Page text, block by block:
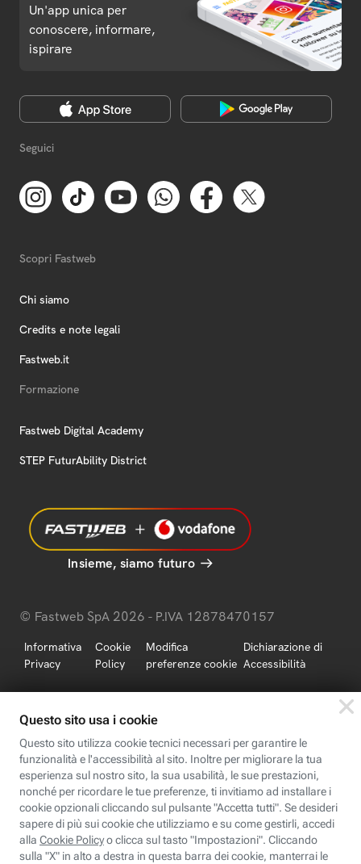
Un'app unica per
conoscere, informare,
ispirare
Seguici
Scopri Fastweb
Chi siamo
Credits e note legali
Fastweb.it
Formazione
Fastweb Digital Academy
STEP FuturAbility District
Insieme, siamo futuro
© Fastweb SpA 2026 - P.IVA 12878470157
Informativa
Privacy
Cookie
Policy
Modifica
preferenze cookie
Dichiarazione di
Accessibilità